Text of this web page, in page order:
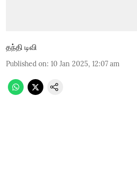
தந்தி டிவி
Published on: 10 Jan 2025, 12:07 am